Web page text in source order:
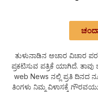
ತುಳುನಾಡಿನ ಅಚಾರ ವಿಚಾರ
ಪ್ರಕಟಿಸುವ ಪತ್ರಿಕೆ ಯಾಗಿದೆ. ತಾವು
web News ನಲ್ಲಿ ಪ್ರತಿ ದಿನದ
ತಿಂಗಳು ನಿಮ್ಮ ವಿಳಾಸಕ್ಕೆ